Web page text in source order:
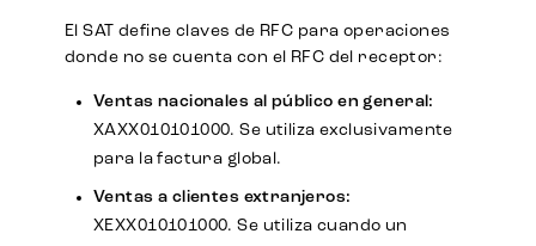
El SAT define claves de RFC para operaciones
donde no se cuenta con el RFC del receptor:
Ventas nacionales al público en general:
XAXX010101000. Se utiliza exclusivamente
para la factura global.
Ventas a clientes extranjeros:
XEXX010101000. Se utiliza cuando un